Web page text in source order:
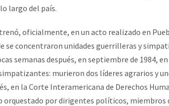
largo del país.
oficialmente, en un acto realizado en
se concentraron unidades guerrilleras y
semanas después, en septiembre de 1984,
murieron dos líderes agrarios y
en la Corte Interamericana de Derechos
por dirigentes políticos, miembros